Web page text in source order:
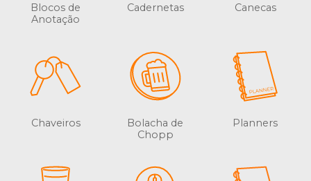
Blocos de
Anotação
Cadernetas Canecas
Chaveiros
Bolacha de
Chopp
Planners